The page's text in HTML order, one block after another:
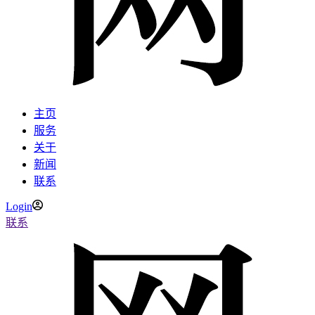
主页
服务
关于
新闻
联系
Login
联系